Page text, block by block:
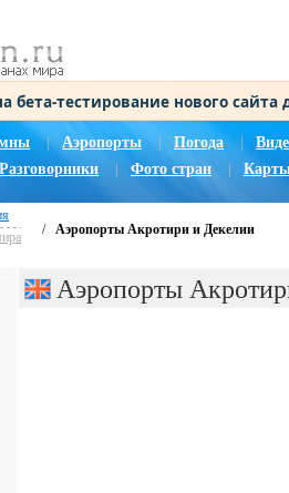
бета-тестирование нового
| Аэропорты Погода |
Разговорники Фото стран
/ Аэропорты Акротири и Декелии
Аэропорты